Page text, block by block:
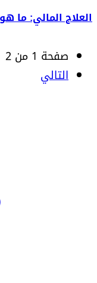
العلاج المالي:
صفحة 1 من 2
التالي